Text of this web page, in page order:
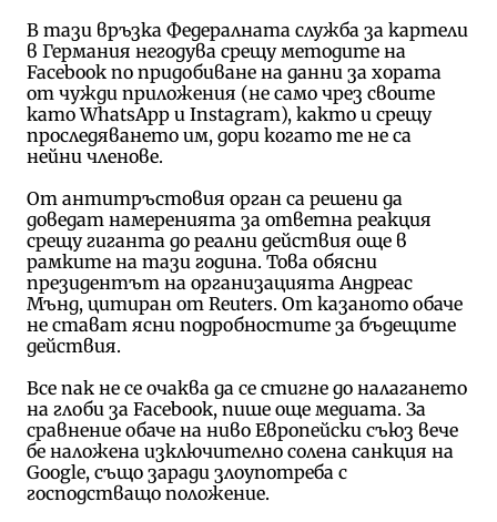
В тази връзка Федералната служба за картели
в Германия негодува срещу методите на
Facebook по придобиване на данни за хората
от чужди приложения (не само чрез своите
като WhatsApp и Instagram), както и срещу
проследяването им, дори когато те не са
нейни членове.
От антитръстовия орган са решени да
доведат намеренията за ответна реакция
срещу гиганта до реални действия още в
рамките на тази година. Това обясни
президентът на организацията Андреас
Мънд, цитиран от Reuters. От казаното обаче
не стават ясни подробностите за бъдещите
действия.
Все пак не се очаква да се стигне до налагането
на глоби за Facebook, пише още медиата. За
сравнение обаче на ниво Европейски съюз вече
бе наложена изключително солена санкция на
Google, също заради злоупотреба с
господстващо положение.